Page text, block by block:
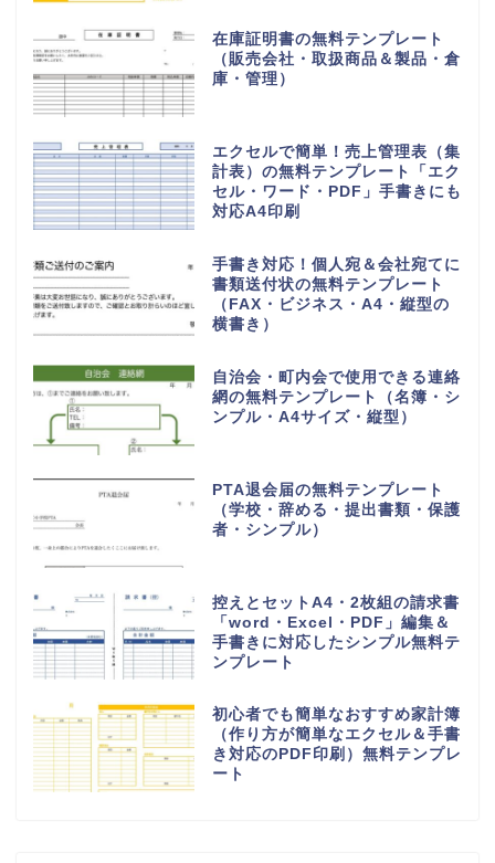
在庫証明書の無料テンプレート
（販売会社・取扱商品＆製品・倉
庫・管理）
エクセルで簡単！売上管理表（集
計表）の無料テンプレート「エク
セル・ワード・PDF」手書きにも
対応A4印刷
手書き対応！個人宛＆会社宛てに
書類送付状の無料テンプレート
（FAX・ビジネス・A4・縦型の
横書き）
自治会・町内会で使用できる連絡
網の無料テンプレート（名簿・シ
ンプル・A4サイズ・縦型）
PTA退会届の無料テンプレート
（学校・辞める・提出書類・保護
者・シンプル）
控えとセットA4・2枚組の請求書
「word・Excel・PDF」編集＆
手書きに対応したシンプル無料テ
ンプレート
初心者でも簡単なおすすめ家計簿
（作り方が簡単なエクセル＆手書
き対応のPDF印刷）無料テンプレ
ート